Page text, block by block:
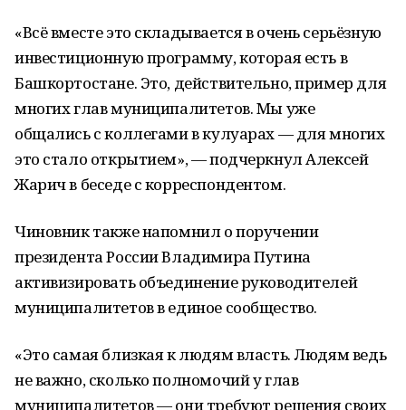
«Всё вместе это складывается в очень серьёзную
инвестиционную программу, которая есть в
Башкортостане. Это, действительно, пример для
многих глав муниципалитетов. Мы уже
общались с коллегами в кулуарах — для многих
это стало открытием», — подчеркнул Алексей
Жарич в беседе с корреспондентом.
Чиновник также напомнил о поручении
президента России Владимира Путина
активизировать объединение руководителей
муниципалитетов в единое сообщество.
«Это самая близкая к людям власть. Людям ведь
не важно, сколько полномочий у глав
муниципалитетов — они требуют решения своих